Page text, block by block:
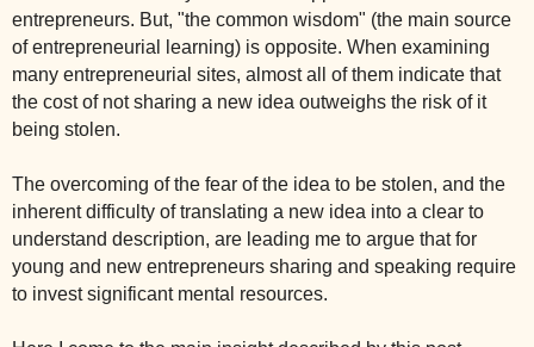
entrepreneurs. But, "the common wisdom" (the main source
of entrepreneurial learning) is opposite. When examining
many entrepreneurial sites, almost all of them indicate that
the cost of not sharing a new idea outweighs the risk of it
being stolen.
The overcoming of the fear of the idea to be stolen, and the
inherent difficulty of translating a new idea into a clear to
understand description, are leading me to argue that for
young and new entrepreneurs sharing and speaking require
to invest significant mental resources.